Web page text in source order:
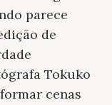
parece
de
Tokuko
cenas